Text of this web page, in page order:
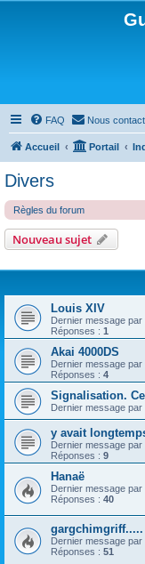
FAQ Nous
Accueil Portail
Divers
Règles du forum
Nouveau sujet
Louis XIV
Dernier message par
Réponses : 1
Akai 4000DS
Dernier message par
Réponses : 4
Signalisation.
Dernier message par
y avait
Dernier message par
Réponses : 9
Hanaë
Dernier message par
Réponses : 40
gargchimgriff.....
Dernier message par
Réponses : 51